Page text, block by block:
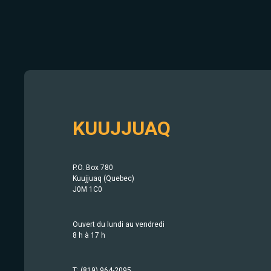
KUUJJUAQ
P.O. Box 780
Kuujjuaq (Quebec)
J0M 1C0
Ouvert du lundi au vendredi
8 h à 17 h